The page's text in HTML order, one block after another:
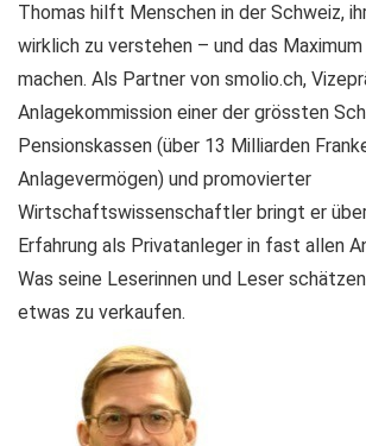
Thomas hilft Menschen in der Schweiz,
wirklich zu verstehen – und das Maximum
machen. Als Partner von smolio.ch,
Anlagekommission einer der grössten
Pensionskassen (über 13 Milliarden
Anlagevermögen) und promovierter
Wirtschaftswissenschaftler bringt er
Erfahrung als Privatanleger in fast allen
Was seine Leserinnen und Leser
etwas zu verkaufen.